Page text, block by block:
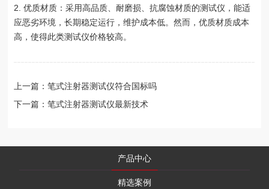
2. 优质材质：采用高品质、耐磨损、抗腐蚀材质的测试仪，能适
应恶劣环境，长期稳定运行，维护成本低。然而，优质材质成本
高，使得此类测试仪价格较高。
上一篇：笔式注射器测试仪符合国标吗
下一篇：笔式注射器测试仪最新技术
产品中心
精选案例